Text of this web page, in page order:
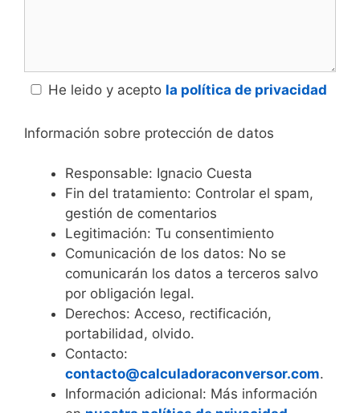
He leido y acepto la política de privacidad
Información sobre protección de datos
Responsable: Ignacio Cuesta
Fin del tratamiento: Controlar el spam,
gestión de comentarios
Legitimación: Tu consentimiento
Comunicación de los datos: No se
comunicarán los datos a terceros salvo
por obligación legal.
Derechos: Acceso, rectificación,
portabilidad, olvido.
Contacto:
contacto@calculadoraconversor.com.
Información adicional: Más información